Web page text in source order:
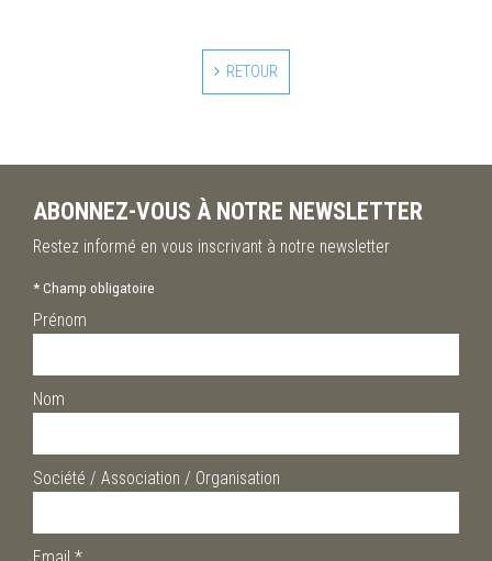
RETOUR
ABONNEZ-VOUS À NOTRE NEWSLETTER
Restez informé en vous inscrivant à notre newsletter
*Champ obligatoire
Prénom
Nom
Société / Association / Organisation